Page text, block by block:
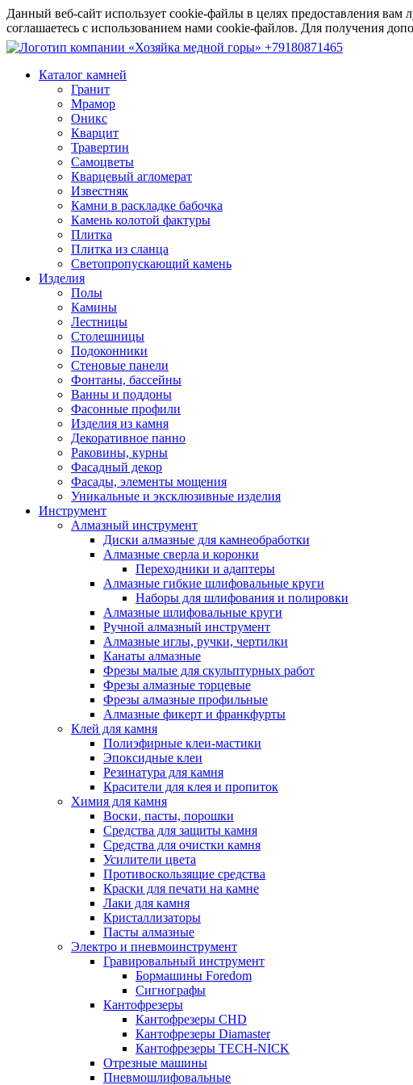
Данный веб-сайт использует cookie-файлы в целях предоставления
соглашаетесь с использованием нами cookie-файлов. Для получения
+79180871465
Каталог камней
Гранит
Мрамор
Оникс
Кварцит
Травертин
Самоцветы
Кварцевый агломерат
Известняк
Камни в раскладке бабочка
Камень колотой фактуры
Плитка
Плитка из сланца
Светопропускающий камень
Изделия
Полы
Камины
Лестницы
Столешницы
Подоконники
Стеновые панели
Фонтаны, бассейны
Ванны и поддоны
Фасонные профили
Изделия из камня
Декоративное панно
Раковины, курны
Фасадный декор
Фасады, элементы мощения
Уникальные и эксклюзивные изделия
Инструмент
Алмазный инструмент
Диски алмазные для камнеобработки
Алмазные сверла и коронки
Переходники и адаптеры
Алмазные гибкие шлифовальные круги
Наборы для шлифования и полировки
Алмазные шлифовальные круги
Ручной алмазный инструмент
Алмазные иглы, ручки, чертилки
Канаты алмазные
Фрезы малые для скульптурных работ
Фрезы алмазные торцевые
Фрезы алмазные профильные
Алмазные фикерт и франкфурты
Клей для камня
Полиэфирные клеи-мастики
Эпоксидные клеи
Резинатура для камня
Красители для клея и пропиток
Химия для камня
Воски, пасты, порошки
Средства для защиты камня
Средства для очистки камня
Усилители цвета
Противоскользящие средства
Краски для печати на камне
Лаки для камня
Кристаллизаторы
Пасты алмазные
Электро и пневмоинструмент
Гравировальный инструмент
Бормашины Foredom
Сигнографы
Кантофрезеры
Кантофрезеры CHD
Кантофрезеры Diamaster
Кантофрезеры TECH-NICK
Отрезные машины
Пневмошлифовальные